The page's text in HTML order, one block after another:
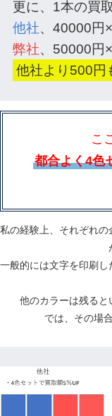
更に、1本の買
他社、40000円
弊社、50000円
他社より500円
こ
都合よく4色
私の経験上、それぞれ
一般的には文字を印刷
他のカラーは残ると
では、その場